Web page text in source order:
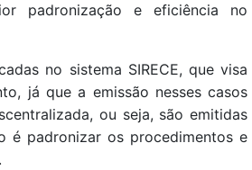
padronização e eficiência no
no sistema SIRECE, que visa
já que a emissão nesses casos
ou seja, são emitidas
é padronizar os procedimentos e